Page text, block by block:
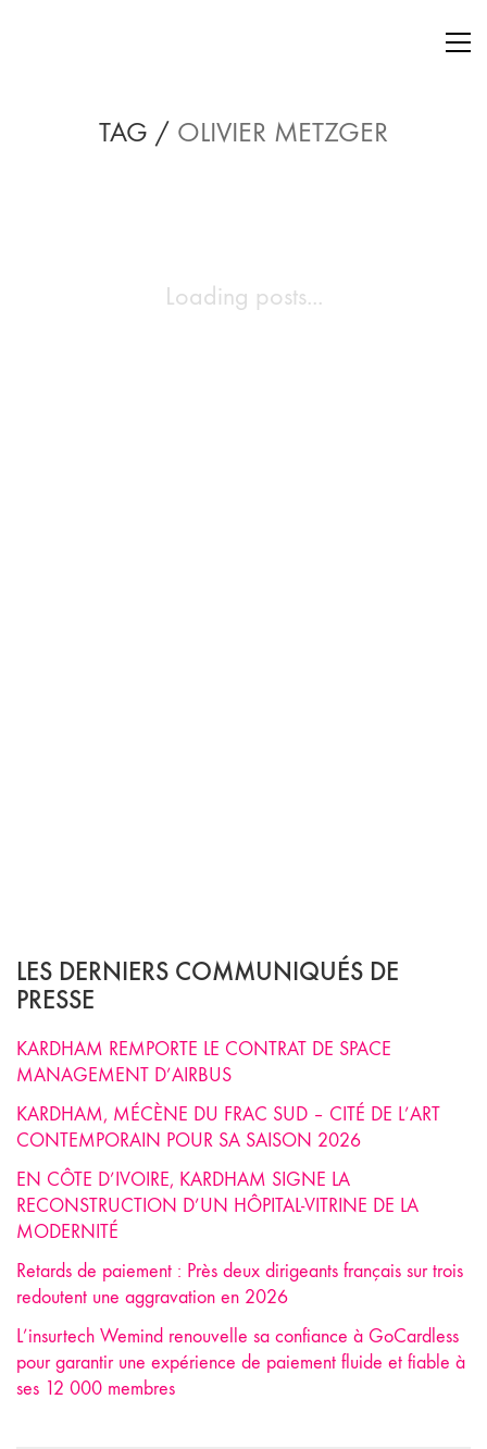
TAG / OLIVIER METZGER
Loading posts...
LES DERNIERS COMMUNIQUÉS DE
PRESSE
KARDHAM REMPORTE LE CONTRAT DE SPACE
MANAGEMENT D’AIRBUS
KARDHAM, MÉCÈNE DU FRAC SUD – CITÉ DE L’ART
CONTEMPORAIN POUR SA SAISON 2026
EN CÔTE D’IVOIRE, KARDHAM SIGNE LA
RECONSTRUCTION D’UN HÔPITAL-VITRINE DE LA
MODERNITÉ
Retards de paiement : Près deux dirigeants français sur trois
redoutent une aggravation en 2026
L’insurtech Wemind renouvelle sa confiance à GoCardless
pour garantir une expérience de paiement fluide et fiable à
ses 12 000 membres